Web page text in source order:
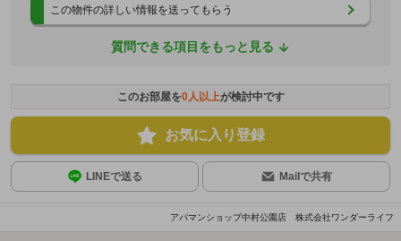
この物件の詳しい情報を送ってもらう
質問できる項目をもっと見る
このお部屋を0人以上が検討中です
お気に入り登録
LINEで送る Mailで共有
アパマンショップ中村公園店 株式会社ワンダーライフ